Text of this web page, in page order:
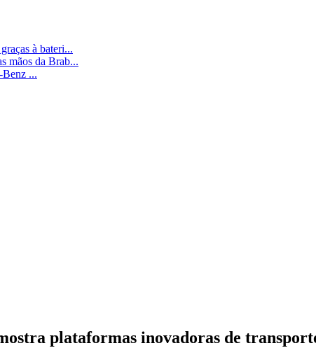
à bateri...
mãos da Brab...
Benz ...
plataformas inovadoras de